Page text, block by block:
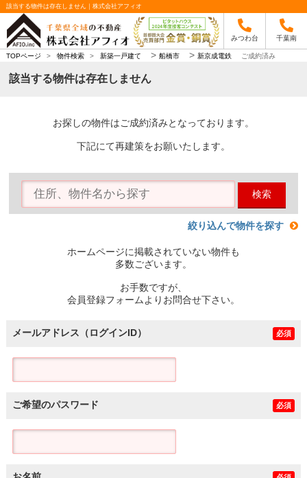
該当する物件は存在しません｜株式会社アフィオ
みつわ台 千葉南
TOPページ > 物件検索 > 新築一戸建て > 船橋市 > 新京成電鉄 ご成約済み
該当する物件は存在しません
お探しの物件はご成約済みとなっております。
下記にて再建策をお願いたします。
検索
絞り込んで物件を探す
ホームページに掲載されていない物件も
多数ございます。
お手数ですが、
会員登録フォームよりお問合せ下さい。
メールアドレス（ログインID） 必須
ご希望のパスワード 必須